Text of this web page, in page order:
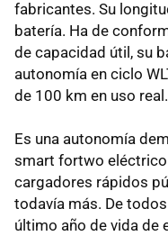
fabricantes. Su
batería. Ha de
de capacidad útil, su
autonomía en ciclo
de 100 km en uso real.
Es una autonomía
smart fortwo eléctrico
cargadores rápidos
todavía más. De
último año de vida de